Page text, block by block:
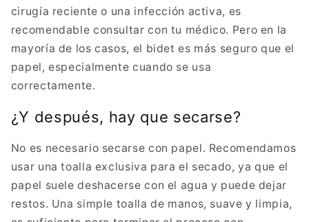
cirugía reciente o una infección activa, es
recomendable consultar con tu médico. Pero en la
mayoría de los casos, el bidet es más seguro que el
papel, especialmente cuando se usa
correctamente.
¿Y después, hay que secarse?
No es necesario secarse con papel. Recomendamos
usar una toalla exclusiva para el secado, ya que el
papel suele deshacerse con el agua y puede dejar
restos. Una simple toalla de manos, suave y limpia,